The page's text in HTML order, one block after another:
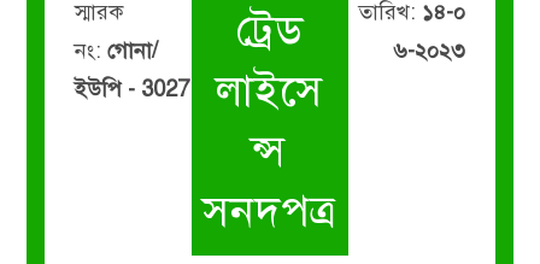
স্মারক
নং:গোনা/
ইউপি - 3027
ট্রেড
লাইসে
ন্স
সনদপত্র
তারিখ: ১৪-০
৬-২০২৩